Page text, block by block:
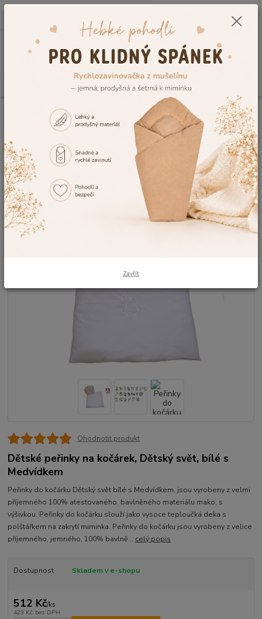
0,00 Kč
Doplňky a příslušenství ke kočárkům
Peřinky do kočárku
Peřinky s polštářkem do kočárku
Peřinky do kočárku Dětský svět bílé s
Peřinky do kočárku Dětský svět
bílé s Medvídkem
Ohodnotit produkt
Dětské peřinky na kočárek, Dětský svět, bílé s
Medvídkem
Peřinky do kočárku Dětský svět bílé s Medvídkem, jsou vyrobeny z velmi
příjemného 100% atestovaného, bavlněného materiálu mako, s
výšivkou. Peřinky do kočárku slouží jako vysoce teploučká deka s
polštářkem na zakrytí miminka. Peřinky do kočárku jsou vyrobeny z velice
příjemného, jemného, 100% bavlně... celý popis
Dostupnost Skladem v e-shopu
512 Kč/ks
423 Kč bez DPH
Zavřít